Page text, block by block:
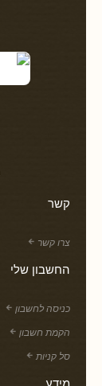
קשר
צרו קשר
החשבון שלי
כניסה לחשבון
הקמת חשבון
סל קניות
מידע